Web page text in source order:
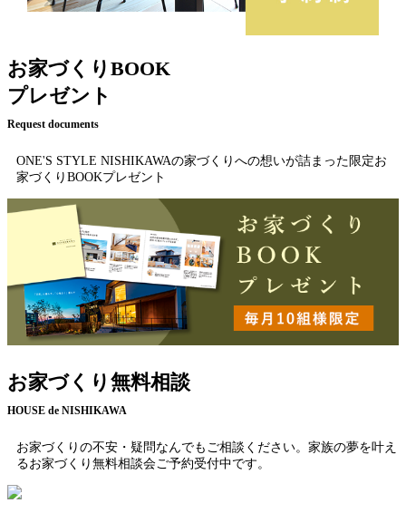
お家づくりBOOK
プレゼント
Request documents
ONE'S STYLE NISHIKAWAの家づくりへの想いが詰まった限定お
家づくりBOOKプレゼント
お家づくり無料相談
HOUSE de NISHIKAWA
お家づくりの不安・疑問なんでもご相談ください。家族の夢を叶え
るお家づくり無料相談会ご予約受付中です。